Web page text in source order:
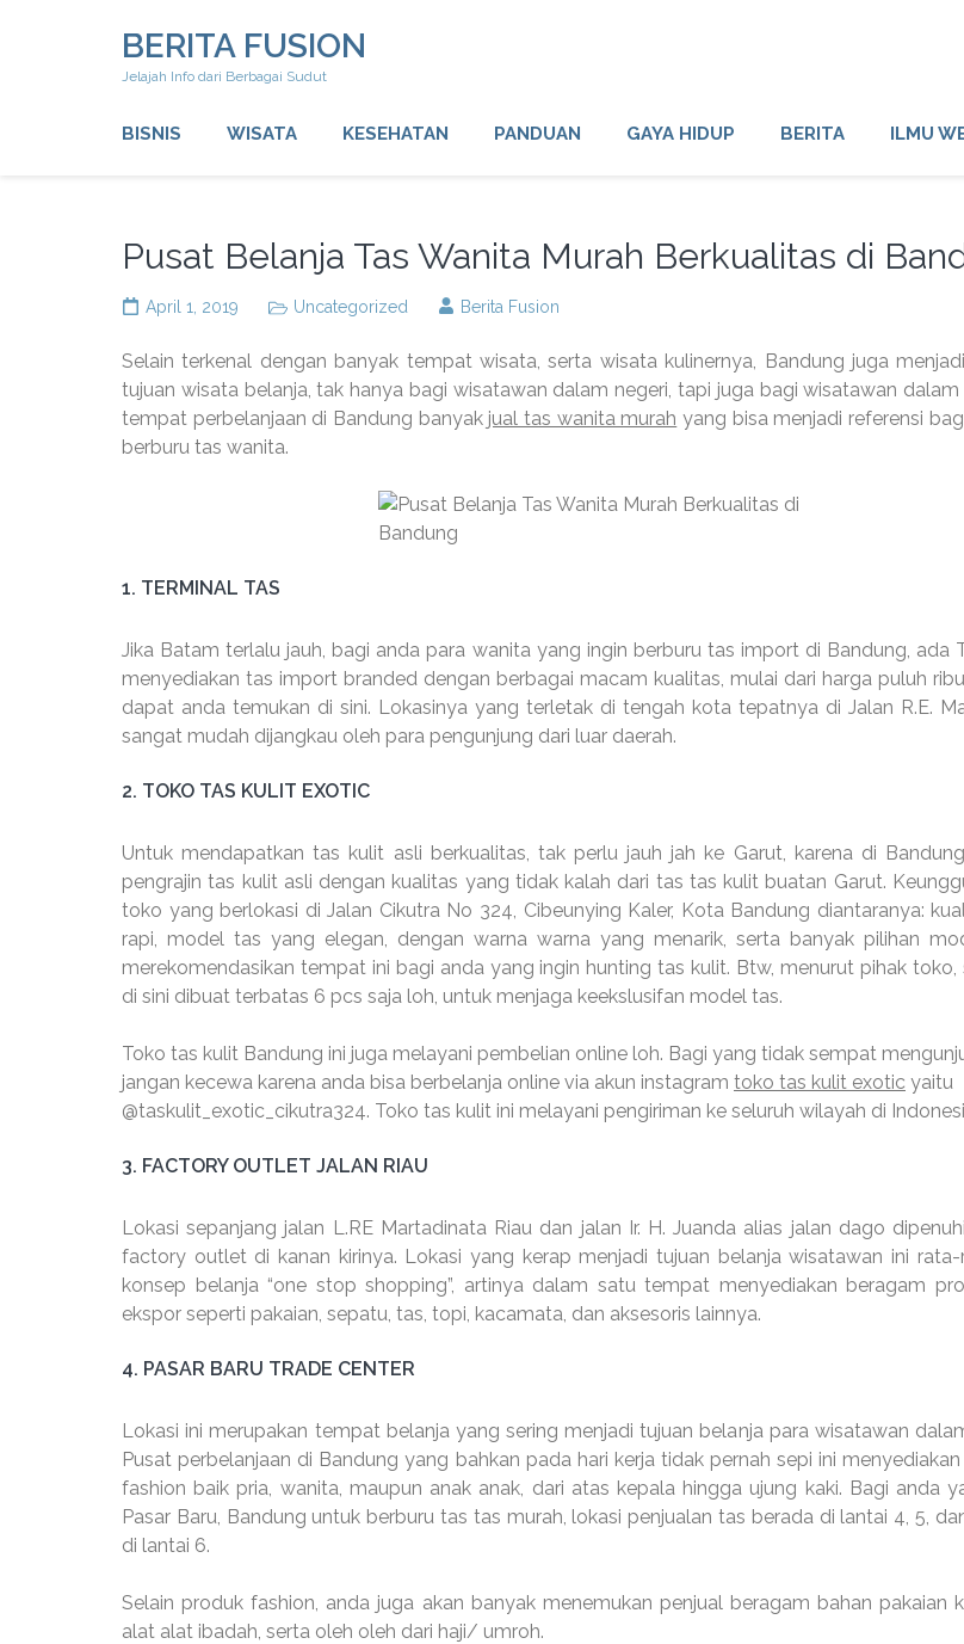
BERITA FUSION
Jelajah Info dari Berbagai Sudut
BISNIS WISATA KESEHATAN PANDUAN GAYA HIDUP BERITA ILMU
Pusat Belanja Tas Wanita Murah Berkualitas di
April 1, 2019 Uncategorized Berita Fusion
Selain terkenal dengan banyak tempat wisata, serta wisata kulinernya, Bandung juga
tujuan wisata belanja, tak hanya bagi wisatawan dalam negeri, tapi juga bagi wisatawan dalam
tempat perbelanjaan di Bandung banyak jual tas wanita murah yang bisa menjadi referensi
berburu tas wanita.
1. TERMINAL TAS
Jika Batam terlalu jauh, bagi anda para wanita yang ingin berburu tas import di Bandung, ada
menyediakan tas import branded dengan berbagai macam kualitas, mulai dari harga puluh
dapat anda temukan di sini. Lokasinya yang terletak di tengah kota tepatnya di Jalan R.E.
sangat mudah dijangkau oleh para pengunjung dari luar daerah.
2. TOKO TAS KULIT EXOTIC
Untuk mendapatkan tas kulit asli berkualitas, tak perlu jauh jah ke Garut, karena di
pengrajin tas kulit asli dengan kualitas yang tidak kalah dari tas tas kulit buatan Garut.
toko yang berlokasi di Jalan Cikutra No 324, Cibeunying Kaler, Kota Bandung diantaranya:
rapi, model tas yang elegan, dengan warna warna yang menarik, serta banyak pilihan
merekomendasikan tempat ini bagi anda yang ingin hunting tas kulit. Btw, menurut pihak
di sini dibuat terbatas 6 pcs saja loh, untuk menjaga keekslusifan model tas.
Toko tas kulit Bandung ini juga melayani pembelian online loh. Bagi yang tidak sempat
jangan kecewa karena anda bisa berbelanja online via akun instagram toko tas kulit exotic yaitu
@taskulit_exotic_cikutra324. Toko tas kulit ini melayani pengiriman ke seluruh wilayah di
3. FACTORY OUTLET JALAN RIAU
Lokasi sepanjang jalan L.RE Martadinata Riau dan jalan Ir. H. Juanda alias jalan dago
factory outlet di kanan kirinya. Lokasi yang kerap menjadi tujuan belanja wisatawan ini rata-
konsep belanja “one stop shopping”, artinya dalam satu tempat menyediakan beragam
ekspor seperti pakaian, sepatu, tas, topi, kacamata, dan aksesoris lainnya.
4. PASAR BARU TRADE CENTER
Lokasi ini merupakan tempat belanja yang sering menjadi tujuan belanja para wisatawan
Pusat perbelanjaan di Bandung yang bahkan pada hari kerja tidak pernah sepi ini
fashion baik pria, wanita, maupun anak anak, dari atas kepala hingga ujung kaki. Bagi anda
Pasar Baru, Bandung untuk berburu tas tas murah, lokasi penjualan tas berada di lantai 4, 5,
di lantai 6.
Selain produk fashion, anda juga akan banyak menemukan penjual beragam bahan pakaian
alat alat ibadah, serta oleh oleh dari haji/ umroh.